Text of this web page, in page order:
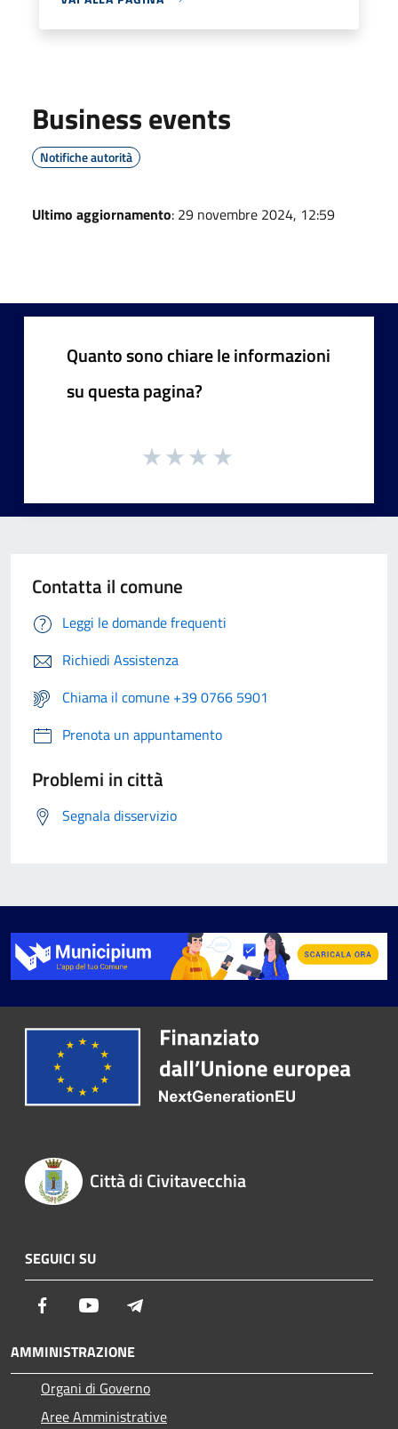
Business events
Notifiche autorità
Ultimo aggiornamento: 29 novembre 2024, 12:59
Quanto sono chiare le informazioni
su questa pagina?
Contatta il comune
Leggi le domande frequenti
Richiedi Assistenza
Chiama il comune +39 0766 5901
Prenota un appuntamento
Problemi in città
Segnala disservizio
Città di Civitavecchia
SEGUICI SU
Facebook Youtube
AMMINISTRAZIONE
Organi di Governo
Aree Amministrative